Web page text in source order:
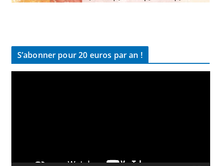
S’abonner pour 20 euros par an !
v